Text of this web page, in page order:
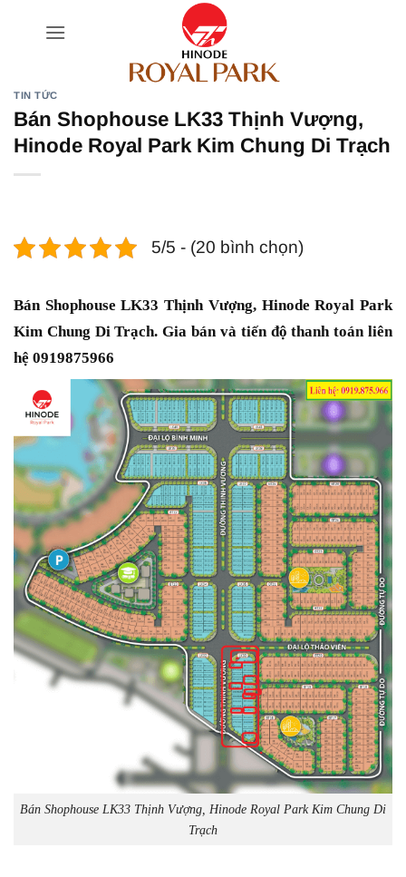
TIN TỨC
Bán Shophouse LK33 Thịnh Vượng,
Hinode Royal Park Kim Chung Di Trạch
5/5 - (20 bình chọn)
Bán Shophouse LK33 Thịnh Vượng, Hinode Royal Park
Kim Chung Di Trạch. Gia bán và tiến độ thanh toán liên
hệ 0919875966
Bán Shophouse LK33 Thịnh Vượng, Hinode Royal Park Kim Chung Di
Trạch